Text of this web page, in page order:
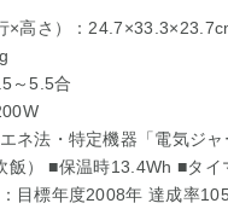
×高さ）：
～5.5合
ネ法・特定機器「電気ジ
飯） ■保温時13.4Wh ■タ
目標年度2008年 達成率